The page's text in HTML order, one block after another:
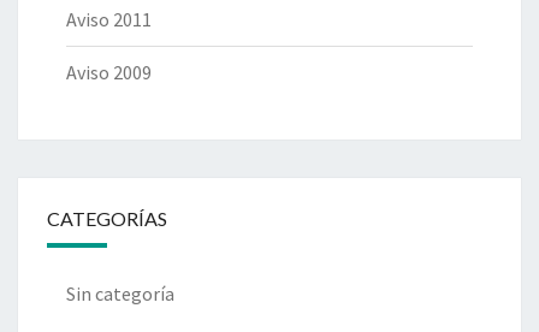
Aviso 2011
Aviso 2009
CATEGORÍAS
Sin categoría